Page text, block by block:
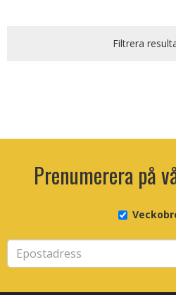
Filtrera
Prenumerera på